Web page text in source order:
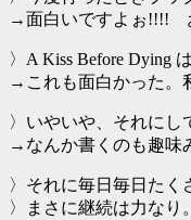
→面白いですよぉ!!!!
〉A Kiss Before Dying
→これも面白かった。
〉いやいや、それにし
→なんか書くのも趣味
〉それに毎日毎日たく
〉まさに継続は力なり。